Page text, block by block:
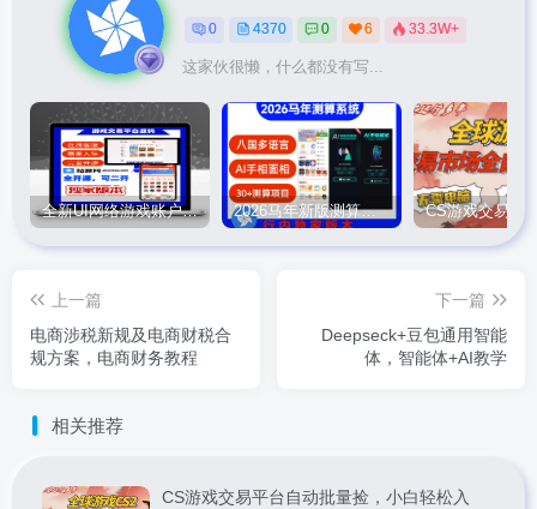
0 4370 0 6 33.3W+
这家伙很懒，什么都没有写...
全新UI网络游戏账户交易平台系统 全开源版本 2026马年新版测算系统源码
上一篇
电商涉税新规及电商财税合
规方案，电商财务教程
下一篇
Deepseck+豆包通用智能
体，智能体+AI教学
相关推荐
CS游戏交易平台自动批量捡，小白轻松入